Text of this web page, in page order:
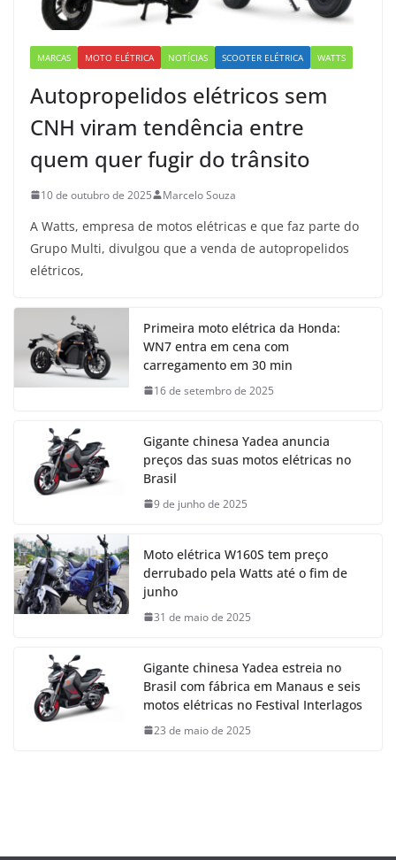
MARCAS MOTO ELÉTRICA NOTÍCIAS SCOOTER ELÉTRICA WATTS
Autopropelidos elétricos sem
CNH viram tendência entre
quem quer fugir do trânsito
10 de outubro de 2025 Marcelo Souza
A Watts, empresa de motos elétricas e que faz parte do
Grupo Multi, divulgou que a venda de autopropelidos
elétricos,
Primeira moto elétrica da Honda:
WN7 entra em cena com
carregamento em 30 min
16 de setembro de 2025
Gigante chinesa Yadea anuncia
preços das suas motos elétricas no
Brasil
9 de junho de 2025
Moto elétrica W160S tem preço
derrubado pela Watts até o fim de
junho
31 de maio de 2025
Gigante chinesa Yadea estreia no
Brasil com fábrica em Manaus e seis
motos elétricas no Festival Interlagos
23 de maio de 2025